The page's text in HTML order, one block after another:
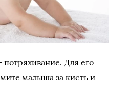
Для его
малыша за кисть и